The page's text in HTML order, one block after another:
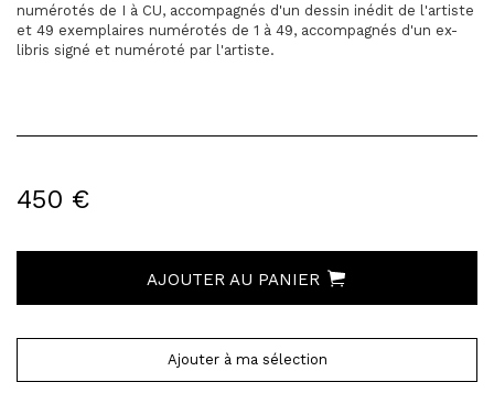
numérotés de I à CU, accompagnés d'un dessin inédit de l'artiste
et 49 exemplaires numérotés de 1 à 49, accompagnés d'un ex-
libris signé et numéroté par l'artiste.
450 €
AJOUTER AU PANIER
Ajouter à ma sélection